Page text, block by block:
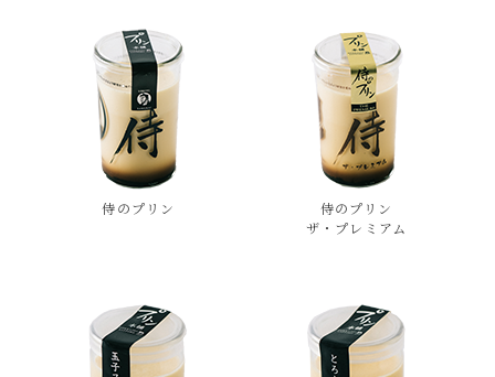
侍のプリン
侍のプリン
ザ・プレミアム